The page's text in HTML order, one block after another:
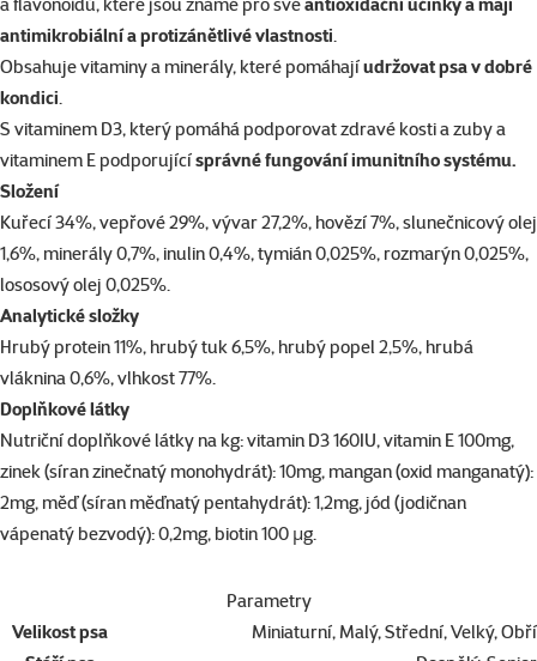
antimikrobiální a protizánětlivé vlastnosti
Obsahuje vitaminy a minerály, které pomáhajíudržovat psa v dobré
kondici
S vitaminem D3, který pomáhá podporovat zdravé kosti a zuby a
vitaminem E podporujícísprávné fungování imunitního systému.
Složení
Kuřecí 34%, vepřové 29%, vývar 27,2%, hovězí 7%, slunečnicový olej
1,6%, minerály 0,7%, inulin 0,4%, tymián 0,025%, rozmarýn 0,025%,
lososový olej 0,025%.
Analytické složky
Hrubý protein 11%, hrubý tuk 6,5%, hrubý popel 2,5%, hrubá
vláknina 0,6%, vlhkost 77%.
Doplňkové látky
Nutriční doplňkové látky na kg: vitamin D3 160IU, vitamin E 100mg,
zinek (síran zinečnatý monohydrát): 10mg, mangan (oxid manganatý):
2mg, měď (síran měďnatý pentahydrát): 1,2mg, jód (jodičnan
vápenatý bezvodý): 0,2mg, biotin 100 µg.
Parametry
Velikost psa
Miniaturní, Malý, Střední, Velký, Obří